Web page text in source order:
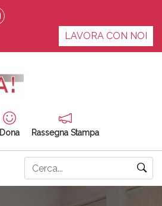
LAVORA CON NOI
Dona Rassegna Stampa